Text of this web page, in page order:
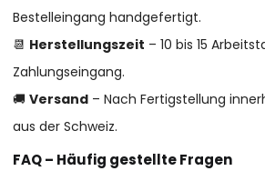
Bestelleingang handgefertigt.
📆 Herstellungszeit – 10 bis 15
Zahlungseingang.
🚚Versand – Nach Fertigstellung
aus der Schweiz.
FAQ – Häufig gestellte Fragen